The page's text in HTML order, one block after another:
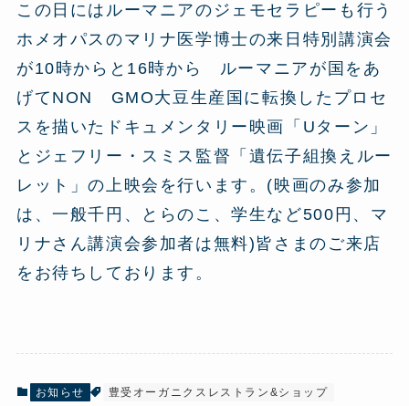
この日にはルーマニアのジェモセラピーも行う
ホメオパスのマリナ医学博士の来日特別講演会
が10時からと16時から ルーマニアが国をあ
げてNON GMO大豆生産国に転換したプロセ
スを描いたドキュメンタリー映画「Uターン」
とジェフリー・スミス監督「遺伝子組換えルー
レット」の上映会を行います。(映画のみ参加
は、一般千円、とらのこ、学生など500円、マ
リナさん講演会参加者は無料)皆さまのご来店
をお待ちしております。
お知らせ 豊受オーガニクスレストラン&ショップ